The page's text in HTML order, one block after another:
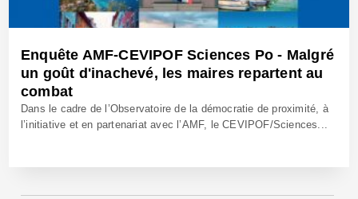
Enquête AMF-CEVIPOF Sciences Po - Malgré
un goût d'inachevé, les maires repartent au
combat
Dans le cadre de l’Observatoire de la démocratie de proximité, à
l’initiative et en partenariat avec l’AMF, le CEVIPOF/Sciences...